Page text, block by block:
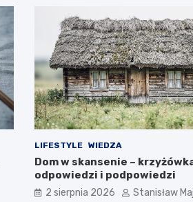
LIFESTYLE WIEDZA
Dom w skansenie –
odpowiedzi i podpowiedzi
2 sierpnia 2026 Stanisław